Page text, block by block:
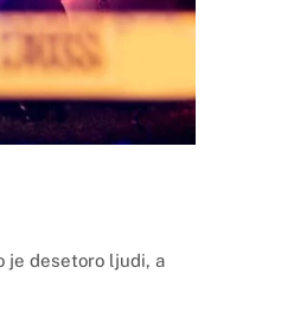
je desetoro ljudi, a